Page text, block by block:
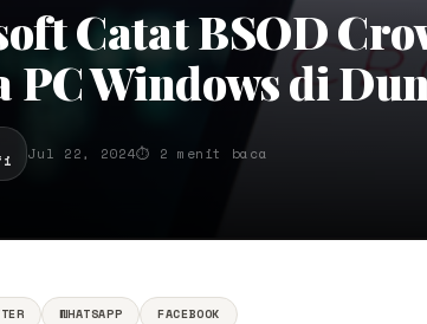
Catat BSOD
PC Windows di
Jul 22, 2024⏱ 2 menit baca
WHATSAPP FACEBOOK